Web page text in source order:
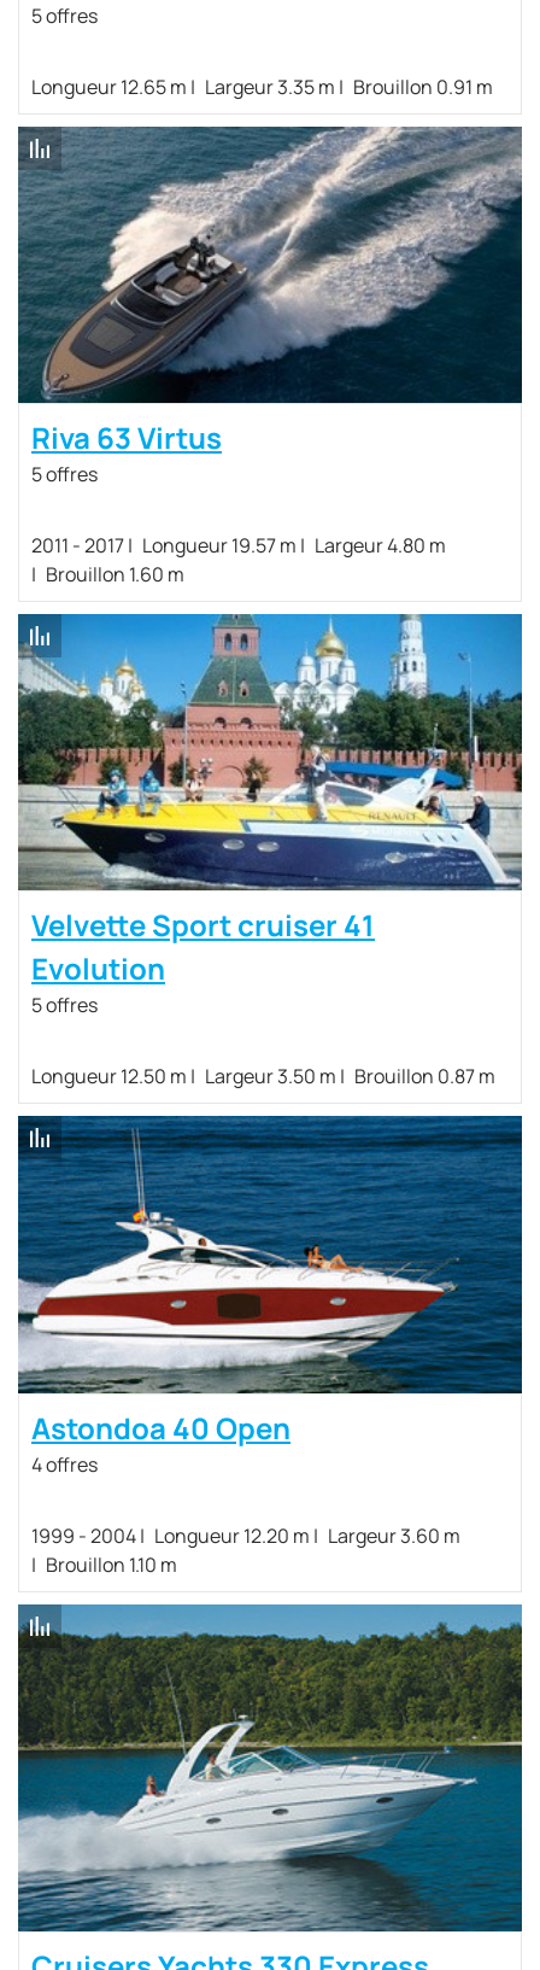
5 offres
Longueur 12.65 m Largeur 3.35 m Brouillon 0.91 m
Riva 63 Virtus
5 offres
2011 - 2017 Longueur 19.57 m
Largeur 4.80 m
Brouillon 1.60 m
Velvette Sport cruiser 41
Evolution
5 offres
Longueur 12.50 m Largeur 3.50 m Brouillon 0.87 m
Astondoa 40 Open
4 offres
1999 - 2004 Longueur 12.20 m
Largeur 3.60 m
Brouillon 1.10 m